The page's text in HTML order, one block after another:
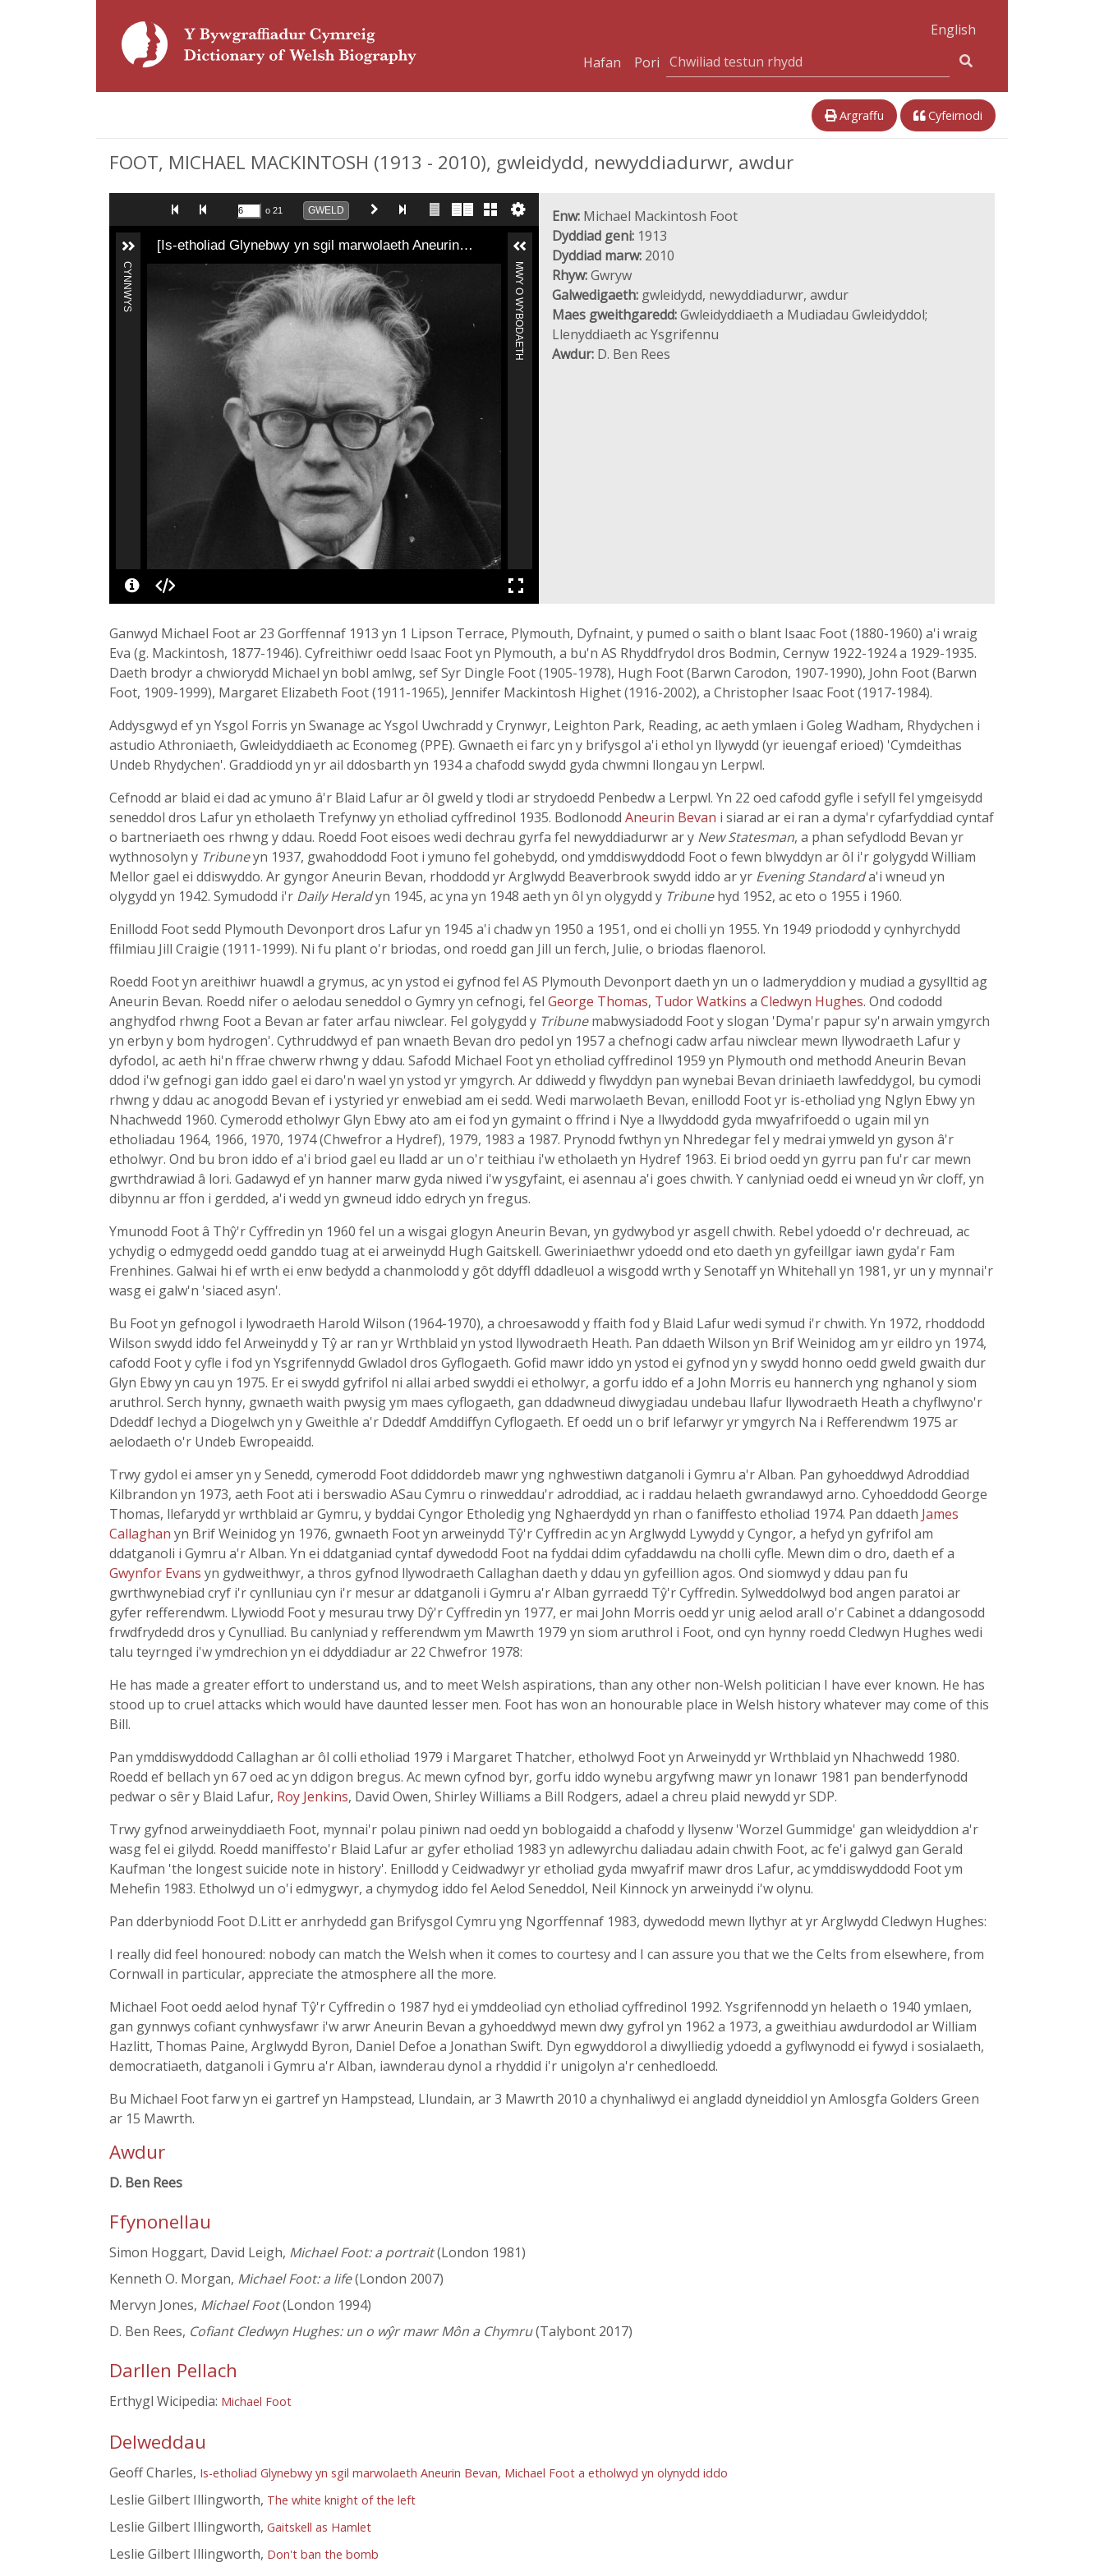
English
Hafan
Pori
Argraffu Cyfeirnodi
FOOT, MICHAEL MACKINTOSH (1913 - 2010), gwleidydd, newyddiadurwr, awdur
o 21 GWELD
[Is-etholiad Glynebwy yn sgil marwolaeth Aneurin…
CYNNWYS MWY O WYBODAETH
Enw: Michael Mackintosh Foot
Dyddiad geni: 1913
Dyddiad marw: 2010
Rhyw:Gwryw
Galwedigaeth: gwleidydd, newyddiadurwr, awdur
Maes gweithgaredd:Gwleidyddiaeth a Mudiadau Gwleidyddol;
Llenyddiaeth ac Ysgrifennu
Awdur: D. Ben Rees
Ganwyd Michael Foot ar 23 Gorffennaf 1913 yn 1 Lipson Terrace, Plymouth, Dyfnaint, y pumed o saith o blant Isaac Foot (1880-1960) a'i wraig
Eva (g. Mackintosh, 1877-1946). Cyfreithiwr oedd Isaac Foot yn Plymouth, a bu'n AS Rhyddfrydol dros Bodmin, Cernyw 1922-1924 a 1929-1935.
Daeth brodyr a chwiorydd Michael yn bobl amlwg, sef Syr Dingle Foot (1905-1978), Hugh Foot (Barwn Carodon, 1907-1990), John Foot (Barwn
Foot, 1909-1999), Margaret Elizabeth Foot (1911-1965), Jennifer Mackintosh Highet (1916-2002), a Christopher Isaac Foot (1917-1984).
Addysgwyd ef yn Ysgol Forris yn Swanage ac Ysgol Uwchradd y Crynwyr, Leighton Park, Reading, ac aeth ymlaen i Goleg Wadham, Rhydychen i
astudio Athroniaeth, Gwleidyddiaeth ac Economeg (PPE). Gwnaeth ei farc yn y brifysgol a'i ethol yn llywydd (yr ieuengaf erioed) 'Cymdeithas
Undeb Rhydychen'. Graddiodd yn yr ail ddosbarth yn 1934 a chafodd swydd gyda chwmni llongau yn Lerpwl.
Cefnodd ar blaid ei dad ac ymuno â'r Blaid Lafur ar ôl gweld y tlodi ar strydoedd Penbedw a Lerpwl. Yn 22 oed cafodd gyfle i sefyll fel ymgeisydd
seneddol dros Lafur yn etholaeth Trefynwy yn etholiad cyffredinol 1935. Bodlonodd Aneurin Bevan i siarad ar ei ran a dyma'r cyfarfyddiad cyntaf
o bartneriaeth oes rhwng y ddau. Roedd Foot eisoes wedi dechrau gyrfa fel newyddiadurwr ar y New Statesman, a phan sefydlodd Bevan yr
wythnosolyn y Tribuneyn 1937, gwahoddodd Foot i ymuno fel gohebydd, ond ymddiswyddodd Foot o fewn blwyddyn ar ôl i'r golygydd William
Mellor gael ei ddiswyddo. Ar gyngor Aneurin Bevan, rhoddodd yr Arglwydd Beaverbrook swydd iddo ar yr Evening Standarda'i wneud yn
olygydd yn 1942. Symudodd i'r Daily Heraldyn 1945, ac yna yn 1948 aeth yn ôl yn olygydd y Tribunehyd 1952, ac eto o 1955 i 1960.
Enillodd Foot sedd Plymouth Devonport dros Lafur yn 1945 a'i chadw yn 1950 a 1951, ond ei cholli yn 1955. Yn 1949 priododd y cynhyrchydd
ffilmiau Jill Craigie (1911-1999). Ni fu plant o'r briodas, ond roedd gan Jill un ferch, Julie, o briodas flaenorol.
Roedd Foot yn areithiwr huawdl a grymus, ac yn ystod ei gyfnod fel AS Plymouth Devonport daeth yn un o ladmeryddion y mudiad a gysylltid ag
Aneurin Bevan. Roedd nifer o aelodau seneddol o Gymry yn cefnogi, fel George Thomas, Tudor Watkins a Cledwyn Hughes. Ond cododd
anghydfod rhwng Foot a Bevan ar fater arfau niwclear. Fel golygydd y Tribunemabwysiadodd Foot y slogan 'Dyma'r papur sy'n arwain ymgyrch
yn erbyn y bom hydrogen'. Cythruddwyd ef pan wnaeth Bevan dro pedol yn 1957 a chefnogi cadw arfau niwclear mewn llywodraeth Lafur y
dyfodol, ac aeth hi'n ffrae chwerw rhwng y ddau. Safodd Michael Foot yn etholiad cyffredinol 1959 yn Plymouth ond methodd Aneurin Bevan
ddod i'w gefnogi gan iddo gael ei daro'n wael yn ystod yr ymgyrch. Ar ddiwedd y flwyddyn pan wynebai Bevan driniaeth lawfeddygol, bu cymodi
rhwng y ddau ac anogodd Bevan ef i ystyried yr enwebiad am ei sedd. Wedi marwolaeth Bevan, enillodd Foot yr is-etholiad yng Nglyn Ebwy yn
Nhachwedd 1960. Cymerodd etholwyr Glyn Ebwy ato am ei fod yn gymaint o ffrind i Nye a llwyddodd gyda mwyafrifoedd o ugain mil yn
etholiadau 1964, 1966, 1970, 1974 (Chwefror a Hydref), 1979, 1983 a 1987. Prynodd fwthyn yn Nhredegar fel y medrai ymweld yn gyson â'r
etholwyr. Ond bu bron iddo ef a'i briod gael eu lladd ar un o'r teithiau i'w etholaeth yn Hydref 1963. Ei briod oedd yn gyrru pan fu'r car mewn
gwrthdrawiad â lori. Gadawyd ef yn hanner marw gyda niwed i'w ysgyfaint, ei asennau a'i goes chwith. Y canlyniad oedd ei wneud yn ŵr cloff, yn
dibynnu ar ffon i gerdded, a'i wedd yn gwneud iddo edrych yn fregus.
Ymunodd Foot â Thŷ'r Cyffredin yn 1960 fel un a wisgai glogyn Aneurin Bevan, yn gydwybod yr asgell chwith. Rebel ydoedd o'r dechreuad, ac
ychydig o edmygedd oedd ganddo tuag at ei arweinydd Hugh Gaitskell. Gweriniaethwr ydoedd ond eto daeth yn gyfeillgar iawn gyda'r Fam
Frenhines. Galwai hi ef wrth ei enw bedydd a chanmolodd y gôt ddyffl ddadleuol a wisgodd wrth y Senotaff yn Whitehall yn 1981, yr un y mynnai'r
wasg ei galw'n 'siaced asyn'.
Bu Foot yn gefnogol i lywodraeth Harold Wilson (1964-1970), a chroesawodd y ffaith fod y Blaid Lafur wedi symud i'r chwith. Yn 1972, rhoddodd
Wilson swydd iddo fel Arweinydd y Tŷ ar ran yr Wrthblaid yn ystod llywodraeth Heath. Pan ddaeth Wilson yn Brif Weinidog am yr eildro yn 1974,
cafodd Foot y cyfle i fod yn Ysgrifennydd Gwladol dros Gyflogaeth. Gofid mawr iddo yn ystod ei gyfnod yn y swydd honno oedd gweld gwaith dur
Glyn Ebwy yn cau yn 1975. Er ei swydd gyfrifol ni allai arbed swyddi ei etholwyr, a gorfu iddo ef a John Morris eu hannerch yng nghanol y siom
aruthrol. Serch hynny, gwnaeth waith pwysig ym maes cyflogaeth, gan ddadwneud diwygiadau undebau llafur llywodraeth Heath a chyflwyno'r
Ddeddf Iechyd a Diogelwch yn y Gweithle a'r Ddeddf Amddiffyn Cyflogaeth. Ef oedd un o brif lefarwyr yr ymgyrch Na i Refferendwm 1975 ar
aelodaeth o'r Undeb Ewropeaidd.
Trwy gydol ei amser yn y Senedd, cymerodd Foot ddiddordeb mawr yng nghwestiwn datganoli i Gymru a'r Alban. Pan gyhoeddwyd Adroddiad
Kilbrandon yn 1973, aeth Foot ati i berswadio ASau Cymru o rinweddau'r adroddiad, ac i raddau helaeth gwrandawyd arno. Cyhoeddodd George
Thomas, llefarydd yr wrthblaid ar Gymru, y byddai Cyngor Etholedig yng Nghaerdydd yn rhan o faniffesto etholiad 1974. Pan ddaeth James
Callaghan yn Brif Weinidog yn 1976, gwnaeth Foot yn arweinydd Tŷ'r Cyffredin ac yn Arglwydd Lywydd y Cyngor, a hefyd yn gyfrifol am
ddatganoli i Gymru a'r Alban. Yn ei ddatganiad cyntaf dywedodd Foot na fyddai ddim cyfaddawdu na cholli cyfle. Mewn dim o dro, daeth ef a
Gwynfor Evans yn gydweithwyr, a thros gyfnod llywodraeth Callaghan daeth y ddau yn gyfeillion agos. Ond siomwyd y ddau pan fu
gwrthwynebiad cryf i'r cynlluniau cyn i'r mesur ar ddatganoli i Gymru a'r Alban gyrraedd Tŷ'r Cyffredin. Sylweddolwyd bod angen paratoi ar
gyfer refferendwm. Llywiodd Foot y mesurau trwy Dŷ'r Cyffredin yn 1977, er mai John Morris oedd yr unig aelod arall o'r Cabinet a ddangosodd
frwdfrydedd dros y Cynulliad. Bu canlyniad y refferendwm ym Mawrth 1979 yn siom aruthrol i Foot, ond cyn hynny roedd Cledwyn Hughes wedi
talu teyrnged i'w ymdrechion yn ei ddyddiadur ar 22 Chwefror 1978:
He has made a greater effort to understand us, and to meet Welsh aspirations, than any other non-Welsh politician I have ever known. He has
stood up to cruel attacks which would have daunted lesser men. Foot has won an honourable place in Welsh history whatever may come of this
Bill.
Pan ymddiswyddodd Callaghan ar ôl colli etholiad 1979 i Margaret Thatcher, etholwyd Foot yn Arweinydd yr Wrthblaid yn Nhachwedd 1980.
Roedd ef bellach yn 67 oed ac yn ddigon bregus. Ac mewn cyfnod byr, gorfu iddo wynebu argyfwng mawr yn Ionawr 1981 pan benderfynodd
pedwar o sêr y Blaid Lafur, Roy Jenkins, David Owen, Shirley Williams a Bill Rodgers, adael a chreu plaid newydd yr SDP.
Trwy gyfnod arweinyddiaeth Foot, mynnai'r polau piniwn nad oedd yn boblogaidd a chafodd y llysenw 'Worzel Gummidge' gan wleidyddion a'r
wasg fel ei gilydd. Roedd maniffesto'r Blaid Lafur ar gyfer etholiad 1983 yn adlewyrchu daliadau adain chwith Foot, ac fe'i galwyd gan Gerald
Kaufman 'the longest suicide note in history'. Enillodd y Ceidwadwyr yr etholiad gyda mwyafrif mawr dros Lafur, ac ymddiswyddodd Foot ym
Mehefin 1983. Etholwyd un o'i edmygwyr, a chymydog iddo fel Aelod Seneddol, Neil Kinnock yn arweinydd i'w olynu.
Pan dderbyniodd Foot D.Litt er anrhydedd gan Brifysgol Cymru yng Ngorffennaf 1983, dywedodd mewn llythyr at yr Arglwydd Cledwyn Hughes:
I really did feel honoured: nobody can match the Welsh when it comes to courtesy and I can assure you that we the Celts from elsewhere, from
Cornwall in particular, appreciate the atmosphere all the more.
Michael Foot oedd aelod hynaf Tŷ'r Cyffredin o 1987 hyd ei ymddeoliad cyn etholiad cyffredinol 1992. Ysgrifennodd yn helaeth o 1940 ymlaen,
gan gynnwys cofiant cynhwysfawr i'w arwr Aneurin Bevan a gyhoeddwyd mewn dwy gyfrol yn 1962 a 1973, a gweithiau awdurdodol ar William
Hazlitt, Thomas Paine, Arglwydd Byron, Daniel Defoe a Jonathan Swift. Dyn egwyddorol a diwylliedig ydoedd a gyflwynodd ei fywyd i sosialaeth,
democratiaeth, datganoli i Gymru a'r Alban, iawnderau dynol a rhyddid i'r unigolyn a'r cenhedloedd.
Bu Michael Foot farw yn ei gartref yn Hampstead, Llundain, ar 3 Mawrth 2010 a chynhaliwyd ei angladd dyneiddiol yn Amlosgfa Golders Green
ar 15 Mawrth.
Awdur
D. Ben Rees
Ffynonellau
Simon Hoggart, David Leigh, Michael Foot: a portrait(London 1981)
Kenneth O. Morgan, Michael Foot: a life(London 2007)
Mervyn Jones, Michael Foot(London 1994)
D. Ben Rees, Cofiant Cledwyn Hughes: un o wŷr mawr Môn a Chymru(Talybont 2017)
Darllen Pellach
Erthygl Wicipedia: Michael Foot
Delweddau
Geoff Charles, Is-etholiad Glynebwy yn sgil marwolaeth Aneurin Bevan, Michael Foot a etholwyd yn olynydd iddo
Leslie Gilbert Illingworth, The white knight of the left
Leslie Gilbert Illingworth, Gaitskell as Hamlet
Leslie Gilbert Illingworth, Don't ban the bomb